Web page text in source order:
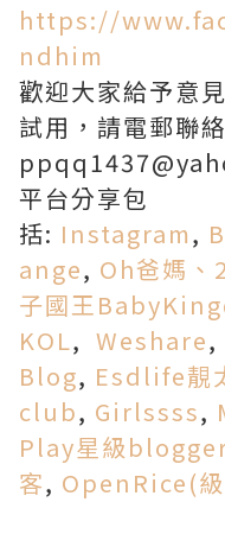
https://
ndhim
歡迎大家給予意
試用，請電郵聯
平台分享包
括: Instagram,
ange, Oh爸媽
子國王
KOL, Weshare,
Blog, Esdlife靚
club, Girlssss,
Play星級
客, OpenRice(